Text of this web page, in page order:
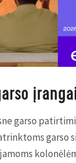
garso
garso